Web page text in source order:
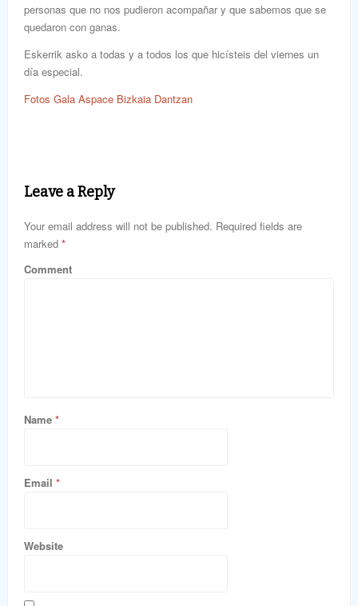
personas que no nos pudieron acompañar y que sabemos que se
quedaron con ganas.
Eskerrik asko a todas y a todos los que hicísteis del viernes un
día especial.
Fotos Gala Aspace Bizkaia Dantzan
Leave a Reply
Your email address will not be published. Required fields are
marked *
Comment
Name *
Email *
Website